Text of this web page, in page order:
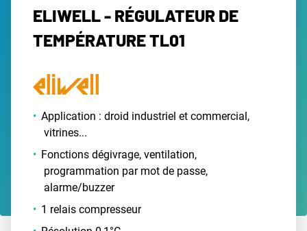
ELIWELL - RÉGULATEUR DE
TEMPÉRATURE TL01
Application : droid industriel et commercial,
vitrines...
Fonctions dégivrage, ventilation,
programmation par mot de passe,
alarme/buzzer
1 relais compresseur